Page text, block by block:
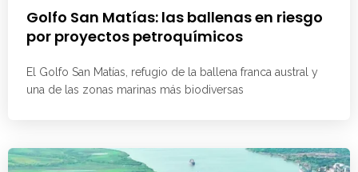
Golfo San Matías: las ballenas en riesgo
por proyectos petroquímicos
El Golfo San Matías, refugio de la ballena franca austral y
una de las zonas marinas más biodiversas